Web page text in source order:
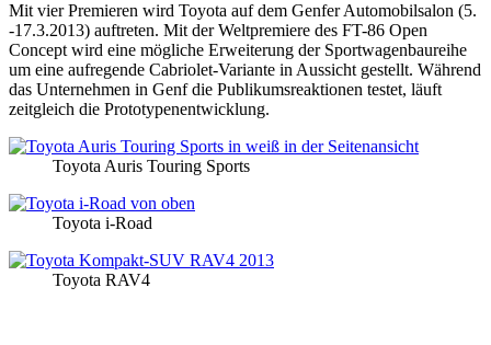
Mit vier Premieren wird Toyota auf dem Genfer Automobilsalon (5.
-17.3.2013) auftreten. Mit der Weltpremiere des FT-86 Open
Concept wird eine mögliche Erweiterung der Sportwagenbaureihe
um eine aufregende Cabriolet-Variante in Aussicht gestellt. Während
das Unternehmen in Genf die Publikumsreaktionen testet, läuft
zeitgleich die Prototypenentwicklung.
Toyota Auris Touring Sports
Toyota i-Road
Toyota RAV4